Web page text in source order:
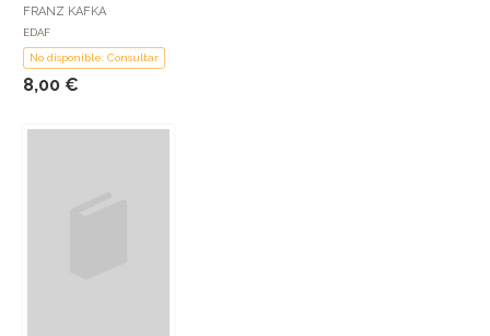
FRANZ KAFKA
EDAF
No disponible: Consultar
8,00 €